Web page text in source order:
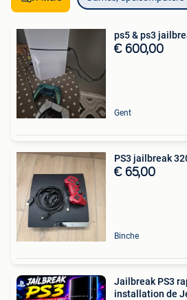
ps5 & ps3
€ 600,00
Gent
PS3 jailbreak
€ 65,00
Binche
Jailbreak PS3
installation de